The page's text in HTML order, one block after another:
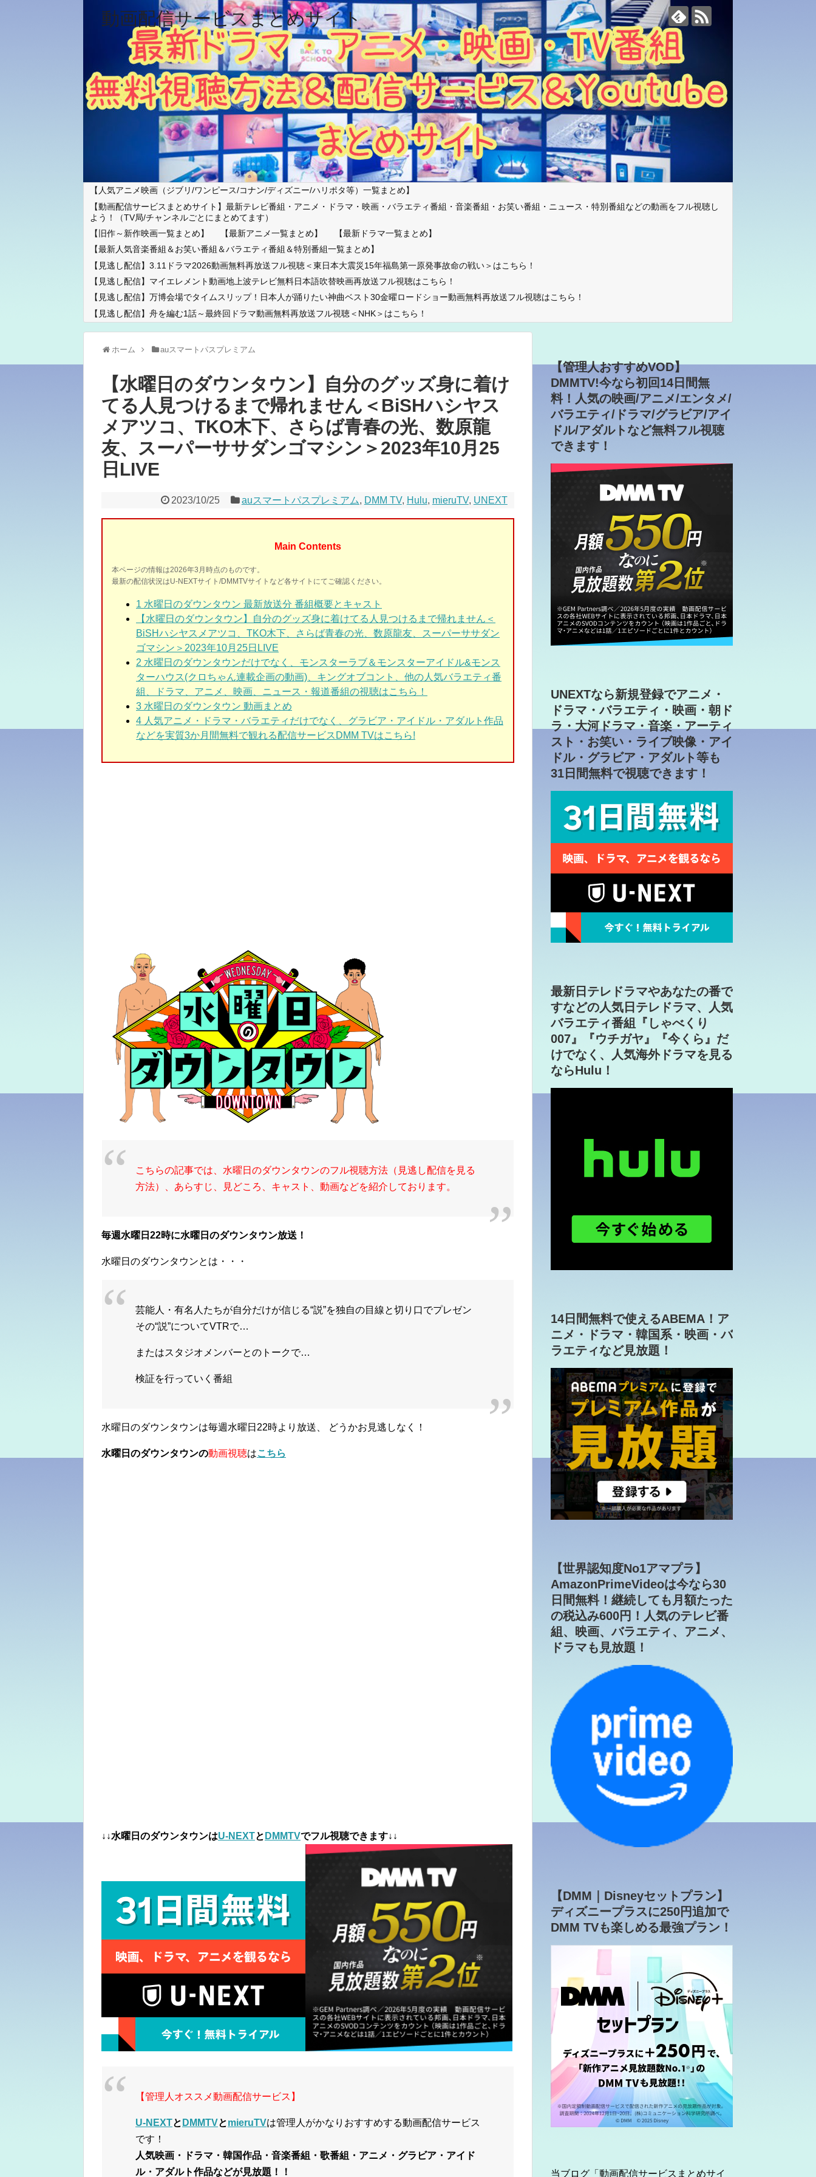
動画配信サービスまとめサイト
【人気アニメ映画（ジブリ/ワンピース/コナン/ディズニー/ハリポタ等）一覧まとめ】
【動画配信サービスまとめサイト】最新テレビ番組・アニメ・ドラマ・映画・バラエティ番組・音楽番組・お笑い番組・ニュース・特別番組などの動画をフル視聴し
よう！（TV局/チャンネルごとにまとめてます）
【旧作～新作映画一覧まとめ】
【最新アニメ一覧まとめ】
【最新ドラマ一覧まとめ】
【最新人気音楽番組＆お笑い番組＆バラエティ番組＆特別番組一覧まとめ】
【見逃し配信】3.11ドラマ2026動画無料再放送フル視聴＜東日本大震災15年福島第一原発事故命の戦い＞はこちら！
【見逃し配信】マイエレメント動画地上波テレビ無料日本語吹替映画再放送フル視聴はこちら！
【見逃し配信】万博会場でタイムスリップ！日本人が踊りたい神曲ベスト30金曜ロードショー動画無料再放送フル視聴はこちら！
【見逃し配信】舟を編む1話～最終回ドラマ動画無料再放送フル視聴＜NHK＞はこちら！
ホーム auスマートパスプレミアム
【水曜日のダウンタウン】自分のグッズ身に着け
てる人見つけるまで帰れません＜BiSHハシヤス
メアツコ、TKO木下、さらば青春の光、数原龍
友、スーパーササダンゴマシン＞2023年10月25
日LIVE
2023/10/25 auスマートパスプレミアム, DMM TV, Hulu, mieruTV, UNEXT
Main Contents
本ページの情報は2026年3月時点のものです。
最新の配信状況はU-NEXTサイト/DMMTVサイトなど各サイトにてご確認ください。
1 水曜日のダウンタウン 最新放送分 番組概要とキャスト
【水曜日のダウンタウン】自分のグッズ身に着けてる人見つけるまで帰れません＜
BiSHハシヤスメアツコ、TKO木下、さらば青春の光、数原龍友、スーパーササダン
ゴマシン＞2023年10月25日LIVE
2 水曜日のダウンタウンだけでなく、モンスターラブ＆モンスターアイドル&モンス
ターハウス(クロちゃん連載企画の動画)、キングオブコント、他の人気バラエティ番
組、ドラマ、アニメ、映画、ニュース・報道番組の視聴はこちら！
3 水曜日のダウンタウン 動画まとめ
4 人気アニメ・ドラマ・バラエティだけでなく、グラビア・アイドル・アダルト作品
などを実質3か月間無料で観れる配信サービスDMM TVはこちら!
こちらの記事では、水曜日のダウンタウンのフル視聴方法（見逃し配信を見る
方法）、あらすじ、見どころ、キャスト、動画などを紹介しております。
毎週水曜日22時に水曜日のダウンタウン放送！
水曜日のダウンタウンとは・・・
芸能人・有名人たちが自分だけが信じる“説”を独自の目線と切り口でプレゼン
その“説”についてVTRで…
またはスタジオメンバーとのトークで…
検証を行っていく番組
水曜日のダウンタウンは毎週水曜日22時より放送、 どうかお見逃しなく！
水曜日のダウンタウンの動画視聴はこちら
↓↓水曜日のダウンタウンはU-NEXTと DMMTVでフル視聴できます↓↓
【管理人オススメ動画配信サービス】
U-NEXTと DMMTVとmieruTVは管理人がかなりおすすめする動画配信サービス
です！
人気映画・ドラマ・韓国作品・音楽番組・歌番組・アニメ・グラビア・アイド
ル・アダルト作品などが見放題！！
【管理人おすすめVOD】
DMMTV!今なら初回14日間無
料！人気の映画/アニメ/エンタメ/
バラエティ/ドラマ/グラビア/アイ
ドル/アダルトなど無料フル視聴
できます！
UNEXTなら新規登録でアニメ・
ドラマ・バラエティ・映画・朝ド
ラ・大河ドラマ・音楽・アーティ
スト・お笑い・ライブ映像・アイ
ドル・グラビア・アダルト等も
31日間無料で視聴できます！
最新日テレドラマやあなたの番で
すなどの人気日テレドラマ、人気
バラエティ番組『しゃべくり
007』『ウチガヤ』『今くら』だ
けでなく、人気海外ドラマを見る
ならHulu！
14日間無料で使えるABEMA！ア
ニメ・ドラマ・韓国系・映画・バ
ラエティなど見放題！
【世界認知度No1アマプラ】
AmazonPrimeVideoは今なら30
日間無料！継続しても月額たった
の税込み600円！人気のテレビ番
組、映画、バラエティ、アニメ、
ドラマも見放題！
【DMM｜Disneyセットプラン】
ディズニープラスに250円追加で
DMM TVも楽しめる最強プラン！
当ブログ「動画配信サービスまとめサイ